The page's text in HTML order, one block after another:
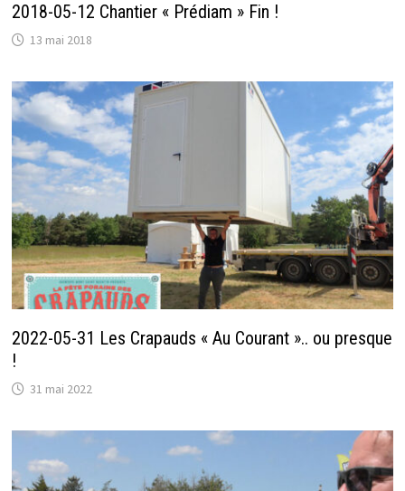
2018-05-12 Chantier « Prédiam » Fin !
13 mai 2018
2022-05-31 Les Crapauds « Au Courant ».. ou presque
!
31 mai 2022